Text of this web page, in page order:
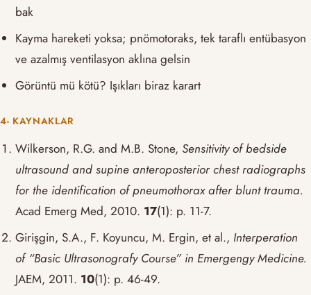
bak
Kayma hareketi yoksa; pnömotoraks, tek taraflı entübasyon
ve azalmış ventilasyon aklına gelsin
Görüntü mü kötü? Işıkları biraz karart
4- KAYNAKLAR
Wilkerson, R.G. and M.B. Stone,Sensitivity of bedside
ultrasound and supine anteroposterior chest radiographs
for the identification of pneumothorax after blunt trauma.
Acad Emerg Med, 2010. 17(1): p. 11-7.
Girişgin, S.A., F. Koyuncu, M. Ergin, et al., Interperation
of “Basic Ultrasonografy Course” in Emergengy Medicine.
JAEM, 2011. 10(1): p. 46-49.